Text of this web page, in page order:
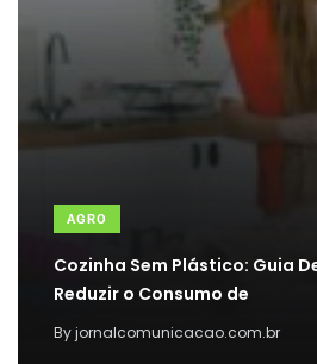
AGRO
Cozinha Sem Plástico: Guia
Reduzir o Consumo de
Byjornalcomunicacao.com.br
NOTÍCIAS
Principais serviços jurídicos